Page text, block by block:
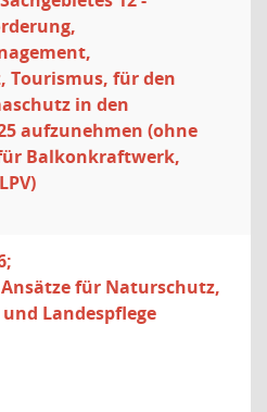
Tourismus, für den
in den
aufzunehmen (ohne
Balkonkraftwerk,
für Naturschutz,
Landespflege